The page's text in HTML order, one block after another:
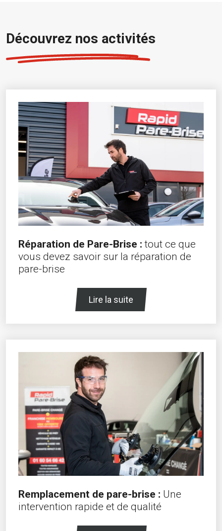
Découvrez nos activités
Réparation de Pare-Brise : tout ce que
vous devez savoir sur la réparation de
pare-brise
Lire la suite
Remplacement de pare-brise : Une
intervention rapide et de qualité